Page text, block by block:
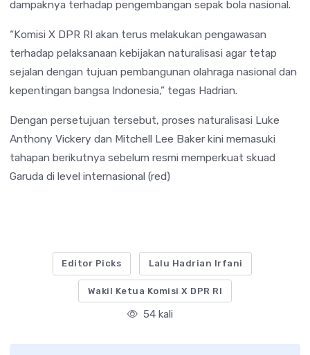
dampaknya terhadap pengembangan sepak bola nasional.
“Komisi X DPR RI akan terus melakukan pengawasan
terhadap pelaksanaan kebijakan naturalisasi agar tetap
sejalan dengan tujuan pembangunan olahraga nasional dan
kepentingan bangsa Indonesia,” tegas Hadrian.
Dengan persetujuan tersebut, proses naturalisasi Luke
Anthony Vickery dan Mitchell Lee Baker kini memasuki
tahapan berikutnya sebelum resmi memperkuat skuad
Garuda di level internasional (red)
Editor Picks Lalu Hadrian Irfani
Wakil Ketua Komisi X DPR RI
54 kali